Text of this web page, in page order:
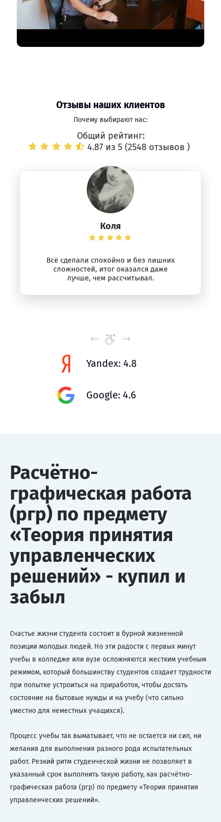
Отзывы наших клиентов
Почему выбирают нас:
Общий рейтинг:
4.87 из 5 (2548 отзывов )
Коля
Всё сделали спокойно и без лишних
сложностей, итог оказался даже
лучше, чем рассчитывал.
Yandex: 4.8
Google: 4.6
Расчётно-
графическая работа
(ргр) по предмету
«Теория принятия
управленческих
решений» - купил и
забыл
Счастье жизни студента состоит в бурной жизненной
позиции молодых людей. Но эти радости с первых минут
учебы в колледже или вузе осложняются жестким учебным
режимом, который большинству студентов создает трудности
при попытке устроиться на приработок, чтобы достать
состояние на бытовые нужды и на учебу (что сильно
уместно для неместных учащихся).
Процесс учебы так выматывает, что не остается ни сил, ни
желания для выполнения разного рода испытательных
работ. Резкий ритм студенческой жизни не позволяет в
указанный срок выполнить такую работу, как расчётно-
графическая работа (ргр) по предмету «Теория принятия
управленческих решений».